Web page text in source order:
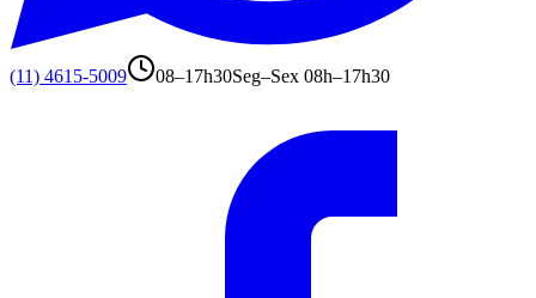
(11) 4615-5009 08–17h30Seg–Sex 08h–17h30